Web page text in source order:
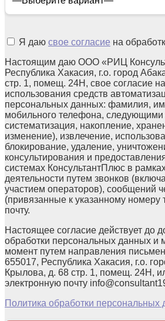
Я даю свое согласие на
Настоящим даю ООО «РИЦ
Республика Хакасия, г.о. город
стр. 1, помещ. 24Н, свое согласие
использования средств
персональных данных: фамилия,
мобильного телефона, следующими
систематизация, накопление,
изменение), извлечение,
блокирование, удаление,
консультирования и
системах КонсультантПлюс в
деятельности путем звонков
участием операторов), сообщений
(привязанные к указанному номеру
почту.
Настоящее согласие действует до
обработки персональных данных и
момент путем направления
655017, Республика Хакасия, г.о.
Крылова, д. 68 стр. 1, помещ. 24Н,
электронную почту
Политика обработки персональных